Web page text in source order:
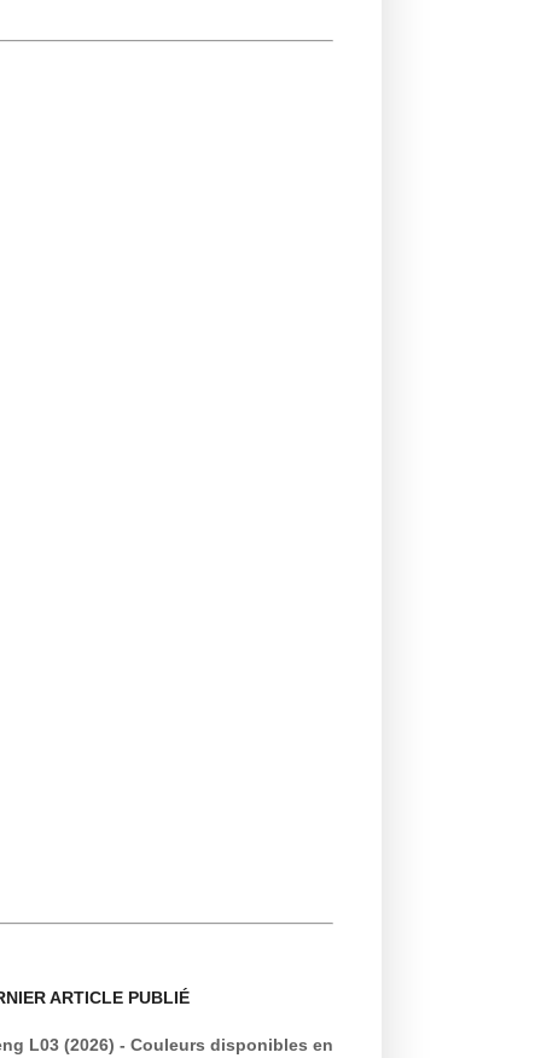
ARTICLE PUBLIÉ
L03 (2026) - Couleurs disponibles en